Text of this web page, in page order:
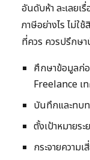
อันดับห้า ละเลยเ
ภาษีอย่างไร ไม่ใ
ที่ควร ควรปรึกษ
ศึกษาข้อมูลก่อ
Freelance เ
บันทึกและทบ
ตั้งเป้าหมายระ
กระจายความ